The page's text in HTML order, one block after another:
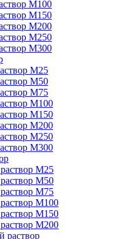
М100
М150
М200
М250
М300
М25
М50
М75
М100
М150
М200
М250
М300
М25
М50
М75
М100
М150
М200
раствор